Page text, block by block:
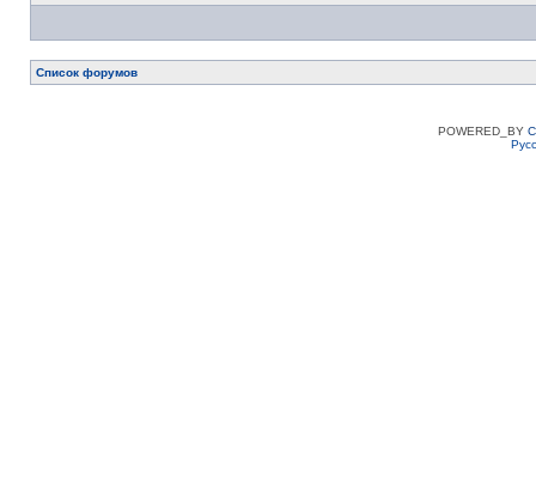
Список форумов
POWERED_BY